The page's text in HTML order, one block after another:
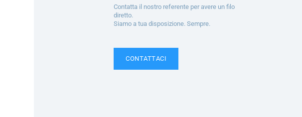
Contatta il nostro referente per avere un filo
diretto.
Siamo a tua disposizione. Sempre.
CONTATTACI